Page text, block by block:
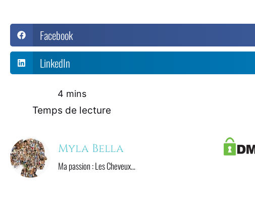
Facebook
LinkedIn
Temps de lecture
5 mins
Myla Bella
Ma passion : Les Cheveux...